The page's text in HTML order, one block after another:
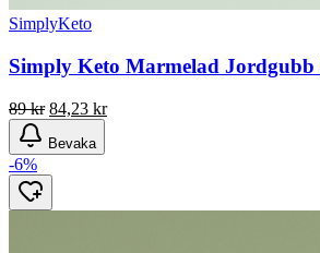
SimplyKeto
Simply Keto Marmelad Jordgubb
89kr Det
ursprungliga
priset
84,23 krDet
Bevaka
-6%